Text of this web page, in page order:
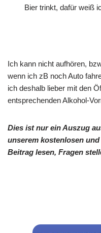
Bier trinkt, dafür weiß
Ich kann nicht aufhören,
wenn ich zB noch Auto
ich deshalb lieber mit den
entsprechenden Alkohol-
Dies ist nur ein Auszug
unserem kostenlosen
Beitrag lesen, Fragen